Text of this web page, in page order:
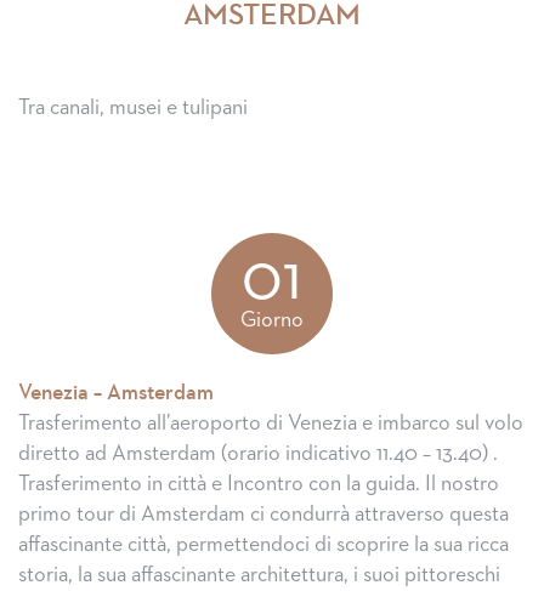
AMSTERDAM
Tra canali, musei e tulipani
01
Giorno
Venezia – Amsterdam
Trasferimento all’aeroporto di Venezia e imbarco sul volo
diretto ad Amsterdam (orario indicativo 11.40 – 13.40) .
Trasferimento in città e Incontro con la guida. Il nostro
primo tour di Amsterdam ci condurrà attraverso questa
affascinante città, permettendoci di scoprire la sua ricca
storia, la sua affascinante architettura, i suoi pittoreschi